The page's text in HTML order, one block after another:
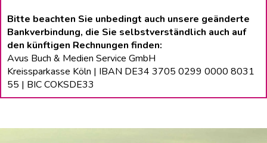
Bitte beachten Sie unbedingt auch unsere geänderte
Bankverbindung, die Sie selbstverständlich auch auf
den künftigen Rechnungen finden:
Avus Buch & Medien Service GmbH
Kreissparkasse Köln | IBAN DE34 3705 0299 0000 8031
55 | BIC COKSDE33